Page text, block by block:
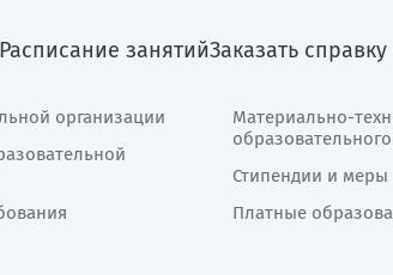
Расписание занятийЗаказать
организации
Материально-
Стипендии и
Платные